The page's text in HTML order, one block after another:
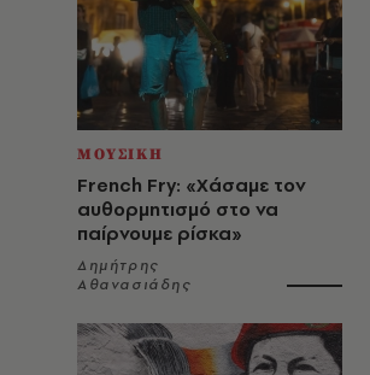
ΜΟΥΣΙΚΗ
French Fry: «Χάσαμε τον
αυθορμητισμό στο να
παίρνουμε ρίσκα»
Δημήτρης
Αθανασιάδης